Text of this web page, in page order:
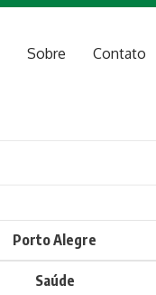
Sobre Contato
Porto Alegre
Saúde